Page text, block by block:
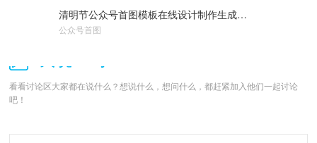
选择尺寸： 1920px 950px 清明节公众号首图模板在线设计制作生成二维码模板图片
公众号首图
看看讨论区大家都在说什么？想说什么，想问什么，都赶紧加入他们一起讨论
吧！